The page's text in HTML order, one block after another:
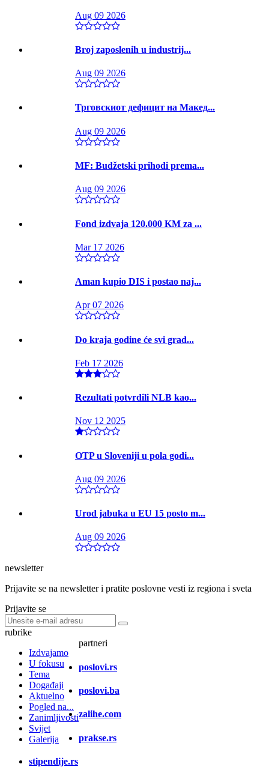
Aug 09 2026
Broj zaposlenih u industrij...
Aug 09 2026
Трговскиот дефицит на Макед...
Aug 09 2026
MF: Budžetski prihodi prema...
Aug 09 2026
Fond izdvaja 120.000 KM za ...
Mar 17 2026
Aman kupio DIS i postao naj...
Apr 07 2026
Do kraja godine će svi grad...
Feb 17 2026
Rezultati potvrdili NLB kao...
Nov 12 2025
OTP u Sloveniji u pola godi...
Aug 09 2026
Urod jabuka u EU 15 posto m...
Aug 09 2026
newsletter
Prijavite se na newsletter i pratite poslovne vesti iz regiona i sveta
Prijavite se
rubrike
Izdvajamo
U fokusu
Tema
Događaji
Aktuelno
Pogled na...
Zanimljivosti
Svijet
Galerija
partneri
poslovi.rs
poslovi.ba
zalihe.com
prakse.rs
stipendije.rs